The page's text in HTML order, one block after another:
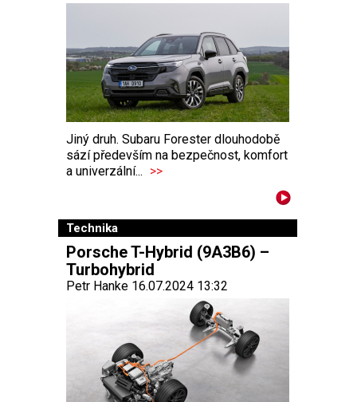
Jiný druh. Subaru Forester dlouhodobě
sází především na bezpečnost, komfort
a univerzální... >>
Technika
Porsche T-Hybrid (9A3B6) –
Turbohybrid
Petr Hanke 16.07.2024 13:32